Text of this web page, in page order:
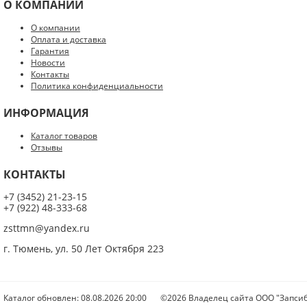
Введите код с картинки:
Я даю согласие на обработку моих персональных данных
Нажатием на кнопку «Опубликовать» я даю свое согласие на обработку
О КОМПАНИИ
О компании
Оплата и доставка
Гарантия
Новости
Контакты
Политика конфиденциальности
ИНФОРМАЦИЯ
Каталог товаров
Отзывы
КОНТАКТЫ
+7 (3452) 21-23-15
+7 (922) 48-333-68
zsttmn@yandex.ru
г. Тюмень, ул. 50 Лет Октября 223
Каталог обновлен: 08.08.2026 20:00
©2026 Владелец сайта ООО